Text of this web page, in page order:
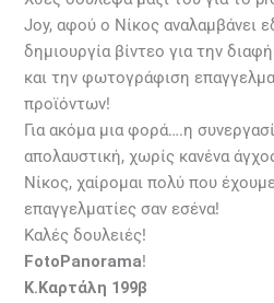
Joy, αφού ο Νίκος αναλαμβάνει
δημιουργία βίντεο για την
και την φωτογράφιση
προϊόντων!
Για ακόμα μια φορά….η
απολαυστική, χωρίς κανένα
Νίκος, χαίρομαι πολύ που
επαγγελματίες σαν εσένα!
Καλές δουλειές!
FotoPanorama!
Κ.Καρτάλη 199β